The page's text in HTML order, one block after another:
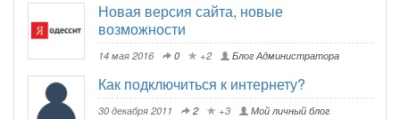
Новая версия сайта, новые
возможности
14 мая 2016 0 +2 Блог Администратора
Как подключиться к интернету?
30 декабря 2011 2 +3 Мой личный блог